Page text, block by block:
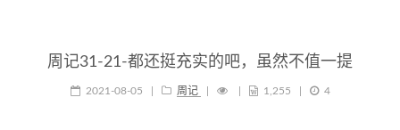
周记31-21-都还挺充实的吧，虽然不值一提
2021-08-05 周记 1,255 4